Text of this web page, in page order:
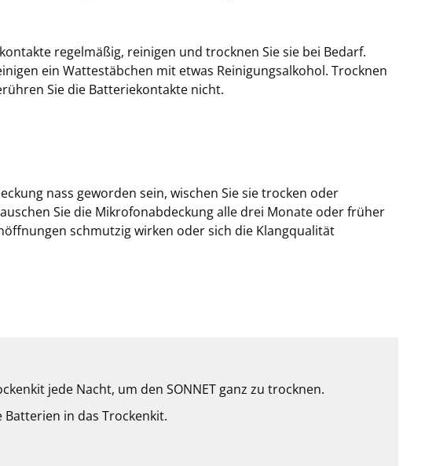
regelmäßig, reinigen und trocknen Sie sie bei Bedarf.
ein Wattestäbchen mit etwas Reinigungsalkohol. Trocknen
Sie die Batteriekontakte nicht.
nass geworden sein, wischen Sie sie trocken oder
Sie die Mikrofonabdeckung alle drei Monate oder früher
schmutzig wirken oder sich die Klangqualität
jede Nacht, um den SONNET ganz zu trocknen.
Batterien in das Trockenkit.